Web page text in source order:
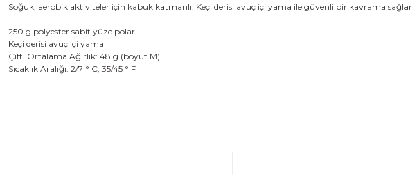
Soğuk, aerobik aktiviteler için kabuk katmanlı. Keçi derisi avuç içi yama ile güvenli bir kavrama sağlar
250 g polyester sabit yüze polar
Keçi derisi avuç içi yama
Çifti Ortalama Ağırlık: 48 g (boyut M)
Sıcaklık Aralığı: 2/7 ° C, 35/45 ° F